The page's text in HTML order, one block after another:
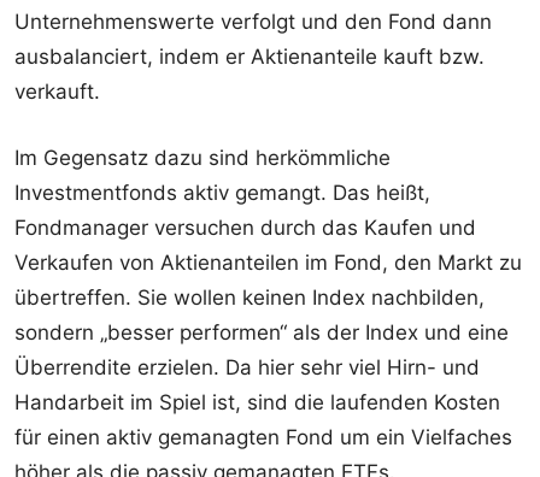
Unternehmenswerte verfolgt und den Fond dann
ausbalanciert, indem er Aktienanteile kauft bzw.
verkauft.
Im Gegensatz dazu sind herkömmliche
Investmentfonds aktiv gemangt. Das heißt,
Fondmanager versuchen durch das Kaufen und
Verkaufen von Aktienanteilen im Fond, den Markt zu
übertreffen. Sie wollen keinen Index nachbilden,
sondern „besser performen“ als der Index und eine
Überrendite erzielen. Da hier sehr viel Hirn- und
Handarbeit im Spiel ist, sind die laufenden Kosten
für einen aktiv gemanagten Fond um ein Vielfaches
höher als die passiv gemanagten ETFs.